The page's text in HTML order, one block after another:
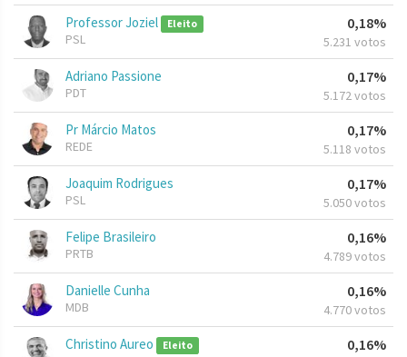
Professor Joziel Eleito
PSL
0,18%
5.231 votos
Adriano Passione
PDT
0,17%
5.172 votos
Pr Márcio Matos
REDE
0,17%
5.118 votos
Joaquim Rodrigues
PSL
0,17%
5.050 votos
Felipe Brasileiro
PRTB
0,16%
4.789 votos
Danielle Cunha
MDB
0,16%
4.770 votos
Christino Aureo Eleito 0,16%